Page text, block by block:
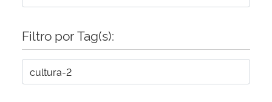
Filtro por Tag(s):